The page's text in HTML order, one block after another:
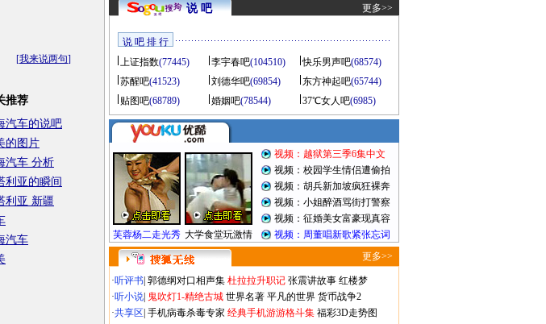
[我来说两句]
推荐
汽车的说吧
的图片
汽车 分析
利亚的瞬间
利亚 新疆
汽车
说 吧 更多>>
说 吧 排 行
上证指数(77445) 李宇春吧(104510) 快乐男声吧(68574)
苏醒吧(41523) 刘德华吧(69854) 东方神起吧(65744)
贴图吧(68789) 婚姻吧(78544) 37℃女人吧(6985)
芙蓉杨二走光秀 大学食堂玩激情
视频：越狱第三季6集中文
视频：校园学生情侣遭偷拍
视频：胡兵新加坡疯狂裸奔
视频：小姐醉酒骂街打警察
视频：征婚美女富豪现真容
视频：周董唱新歌紧张忘词
更多>>
·听评书 郭德纲对口相声集 杜拉拉升职记 张震讲故事 红楼梦
·听小说 鬼吹灯1-精绝古城 世界名著 平凡的世界 货币战争2
·共享区 手机病毒杀毒专家 经典手机游游格斗集 福彩3D走势图